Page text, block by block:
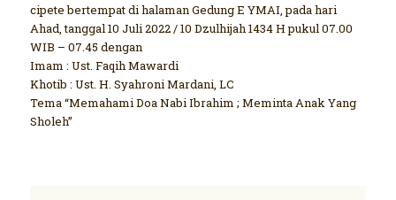
cipete bertempat di halaman Gedung E YMAI, pada hari
Ahad, tanggal 10 Juli 2022 / 10 Dzulhijah 1434 H pukul 07.00
WIB – 07.45 dengan
Imam : Ust. Faqih Mawardi
Khotib : Ust. H. Syahroni Mardani, LC
Tema “Memahami Doa Nabi Ibrahim ; Meminta Anak Yang
Sholeh”